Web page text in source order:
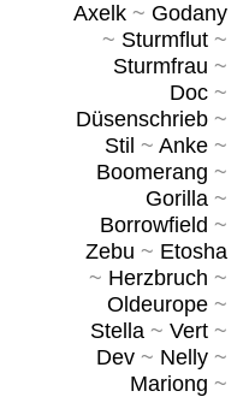
Axelk~ Godany
~ Sturmflut~
Sturmfrau ~
Doc~
Düsenschrieb~
Stil ~ Anke~
Boomerang ~
Gorilla~
Borrowfield ~
Zebu ~ Etosha
~ Herzbruch ~
Oldeurope~
Stella~ Vert~
Dev~ Nelly~
Mariong ~